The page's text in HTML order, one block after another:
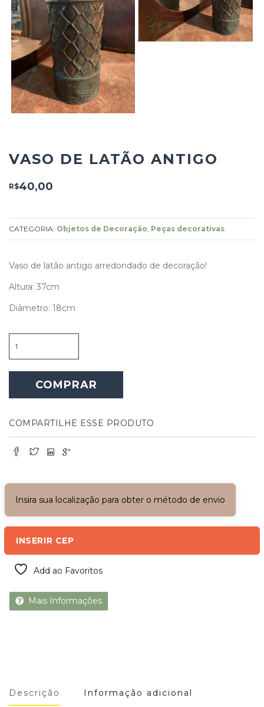
VASO DE LATÃO ANTIGO
R$40,00
CATEGORIA: Objetos de Decoração Peças decorativas
Vaso de latão antigo arredondado de decoração!
Altura: 37cm
Diâmetro: 18cm
de
latão
antigo
quantidadeCOMPRAR
COMPARTILHE ESSE PRODUTO
Insira sua localização para obter o método de envio
INSERIR CEP
Add ao Favoritos
Mais Informações
Descrição Informação adicional